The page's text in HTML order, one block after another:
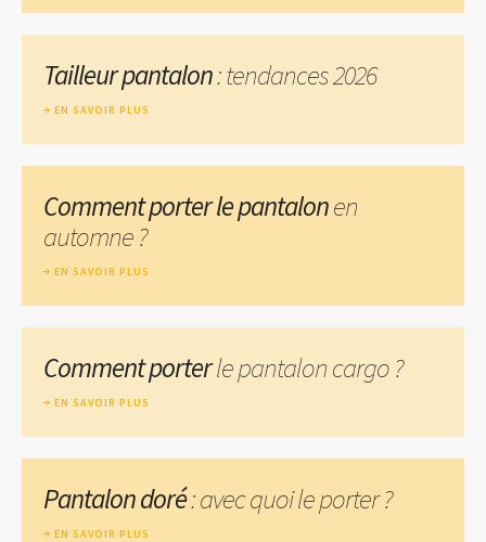
Tailleur pantalon: tendances 2026
EN SAVOIR PLUS
Comment porter le pantalonen
automne ?
EN SAVOIR PLUS
Comment porterle pantalon cargo ?
EN SAVOIR PLUS
Pantalon doré: avec quoi le porter ?
EN SAVOIR PLUS